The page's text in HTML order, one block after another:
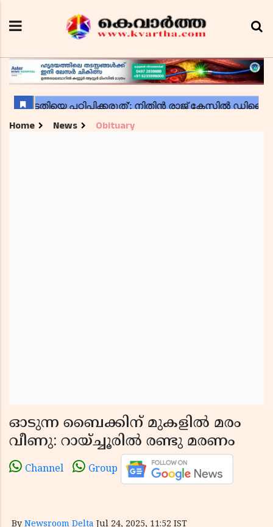
Home News Obituary
ഓടുന്ന ബൈക്കിന് മുകളിൽ മരം
വീണു: റായ്ച്ചൂരിൽ രണ്ടു മരണം
Channel Group
By Newsroom Delta Jul 24, 2025, 11:52 IST